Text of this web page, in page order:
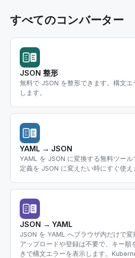
すべてのコンバーター
JSON 整形
無料で JSON を整形できます。構文
します。
YAML → JSON
YAML を JSON に変換する無料ツー
定義を JSON に変えたい時にすぐ使え
JSON → YAML
JSON を YAML へブラウザ内だけで変
アップロードや登録は不要で、キー順
きで構文エラーを表示します。